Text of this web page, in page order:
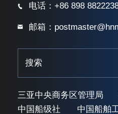
电话：+86 898
邮箱：
三亚中央商务区管理局
中国船级社
中国船舶